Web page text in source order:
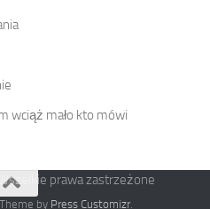
wciąż mało kto mówi
prawa zastrzeżone
by Press Customizr.